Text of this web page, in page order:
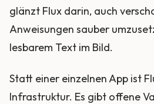
glänzt Flux darin, auch
Anweisungen sauber
lesbarem Text im Bild.
Statt einer einzelnen App ist
Infrastruktur. Es gibt offene